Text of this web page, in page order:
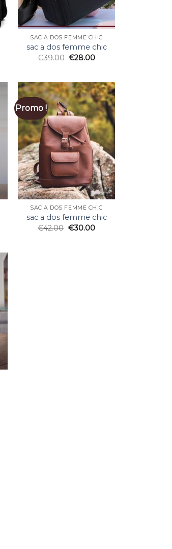
SAC A DOS FEMME CHIC
sac a dos femme chic
€39.00 €28.00
Promo !
SAC A DOS FEMME CHIC
sac a dos femme chic
€42.00 €30.00